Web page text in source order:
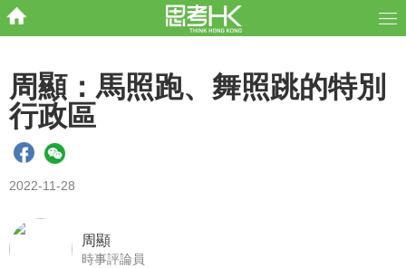
周顯：馬照跑、舞照跳的特別
行政區
2022-11-28
周顯
時事評論員